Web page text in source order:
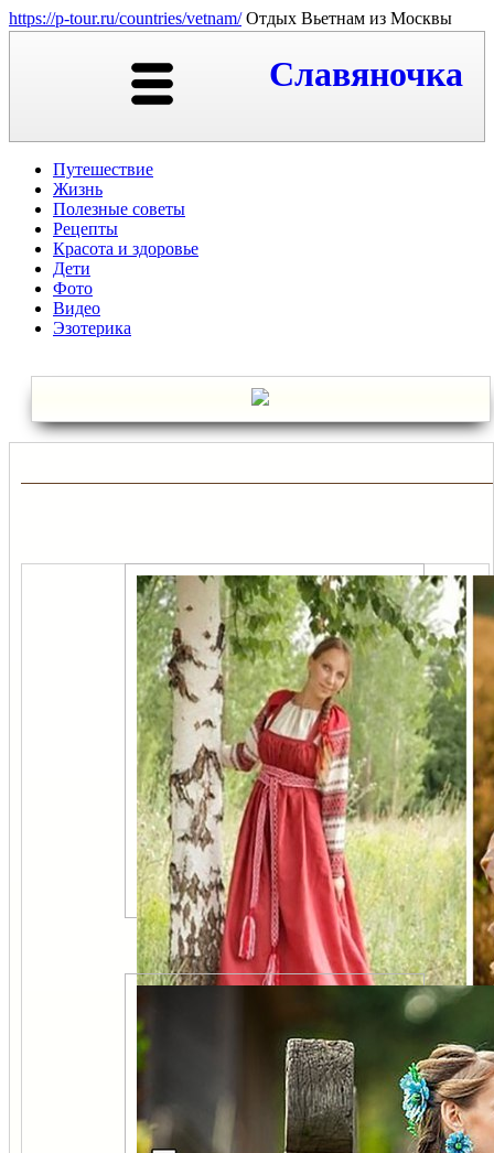
https://p-tour.ru/countries/vetnam/Отдых Вьетнам из Москвы
Славяночка
Путешествие
Жизнь
Полезные советы
Рецепты
Красота и здоровье
Дети
Фото
Видео
Эзотерика
Женская одежда, которая
защищает энергетику